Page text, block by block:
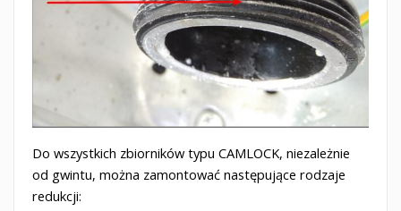
Do wszystkich zbiorników typu CAMLOCK, niezależnie
od gwintu, można zamontować następujące rodzaje
redukcji: